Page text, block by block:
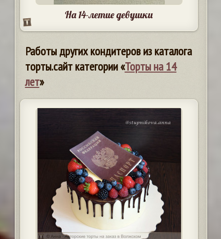
На 14-летие девушки
Работы других кондитеров из каталога
торты.сайт категории «Торты на 14
лет»